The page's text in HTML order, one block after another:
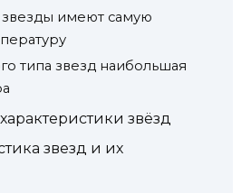
звезды имеют самую
типа звезд наибольшая
звёзд
звезд и их